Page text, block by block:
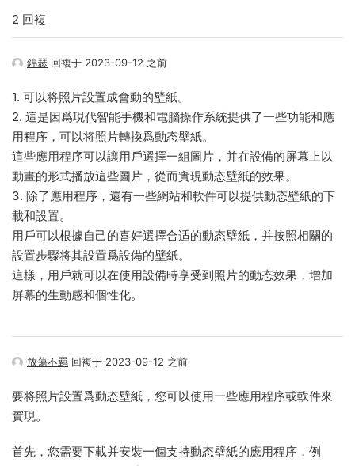
2 回複
錦瑟 回複于 2023-09-12 之前
1. 可以将照片設置成會動的壁紙。
2. 這是因爲現代智能手機和電腦操作系統提供了一些功能和應
用程序，可以将照片轉換爲動态壁紙。
這些應用程序可以讓用戶選擇一組圖片，并在設備的屏幕上以
動畫的形式播放這些圖片，從而實現動态壁紙的效果。
3. 除了應用程序，還有一些網站和軟件可以提供動态壁紙的下
載和設置。
用戶可以根據自己的喜好選擇合适的動态壁紙，并按照相關的
設置步驟将其設置爲設備的壁紙。
這樣，用戶就可以在使用設備時享受到照片的動态效果，增加
屏幕的生動感和個性化。
放蕩不羁 回複于 2023-09-12 之前
要将照片設置爲動态壁紙，您可以使用一些應用程序或軟件來
實現。
首先，您需要下載并安裝一個支持動态壁紙的應用程序，例